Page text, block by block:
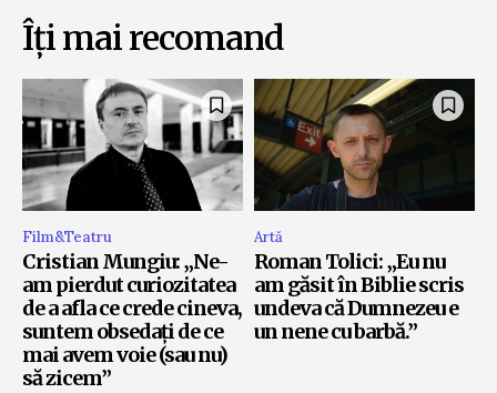
Îți mai recomand
Film&Teatru
Cristian Mungiu: „Ne-
am pierdut curiozitatea
de a afla ce crede cineva,
suntem obsedați de ce
mai avem voie (sau nu)
să zicem”
Artă
Roman Tolici: „Eu nu
am găsit în Biblie scris
undeva că Dumnezeu e
un nene cu barbă.”